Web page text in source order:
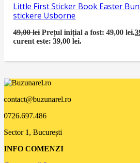
Little First Sticker Book Easter
stickere Usborne
49,00lei Prețul inițial a fost: 49,00 lei.
curent este: 39,00 lei.
contact@buzunarel.ro
0726.697.486
Sector 1, București
INFO COMENZI